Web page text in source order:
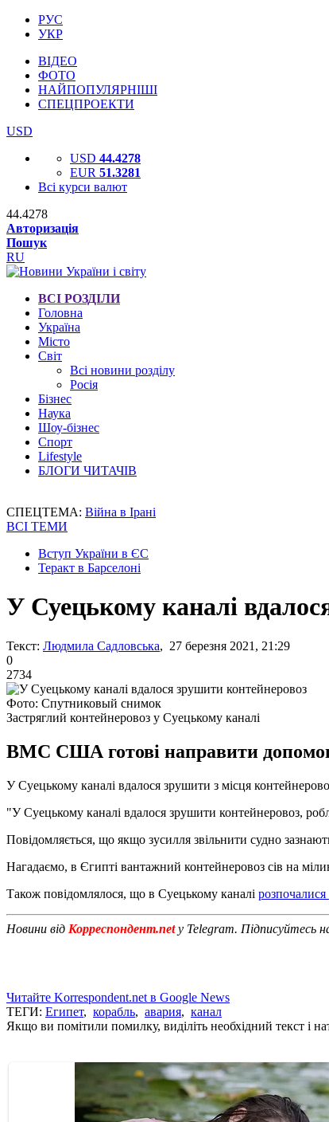
РУС
УКР
ВІДЕО
ФОТО
НАЙПОПУЛЯРНІШІ
СПЕЦПРОЕКТИ
USD
USD 44.4278
EUR 51.3281
Всі курси валют
44.4278
Авторизація
Пошук
RU
ВСІ РОЗДІЛИ
Головна
Україна
Місто
Світ
Всі новини розділу
Росія
Бізнес
Наука
Шоу-бізнес
Спорт
Lifestyle
БЛОГИ ЧИТАЧІВ
СПЕЦТЕМА: Війна в Ірані
ВСІ ТЕМИ
Вступ України в ЄС
Теракт в Барселоні
У Суецькому каналі
Текст: Людмила Садловська, 27 березня 2021, 21:29
0
2734
Фото: Спутниковый снимок
Застряглий контейнеровоз у Суецькому каналі
ВМС США готові направити
У Суецькому каналі вдалося зрушити з місця
"У Суецькому каналі вдалося зрушити контейнеровоз,
Повідомляється, що якщо зусилля звільнити судно
Нагадаємо, в Єгипті вантажний контейнеровоз сів на
Також повідомлялося, що в Суецькому каналі
Новини від Корреспондент.netу Telegram. Підписуйтесь
Читайте Korrespondent.net в Google News
ТЕГИ: Египет, корабль, авария, канал
Якщо ви помітили помилку, виділіть необхідний текст і